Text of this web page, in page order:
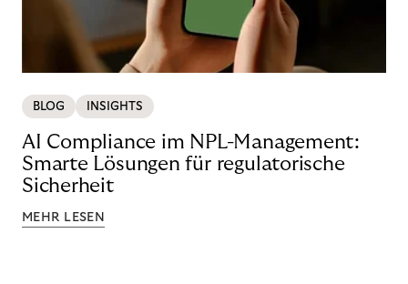
BLOG INSIGHTS
AI Compliance im NPL-Management:
Smarte Lösungen für regulatorische
Sicherheit
MEHR LESEN